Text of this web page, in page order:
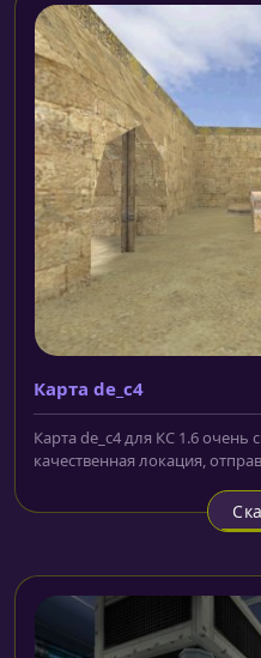
Карта de_c4
Карта de_c4 для КС 1.6 очень
качественная локация,